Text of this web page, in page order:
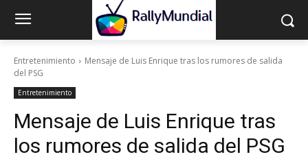
Entretenimiento
Mensaje de Luis Enrique tras los rumores de salida
del PSG
Entretenimiento
Mensaje de Luis Enrique tras
los rumores de salida del PSG